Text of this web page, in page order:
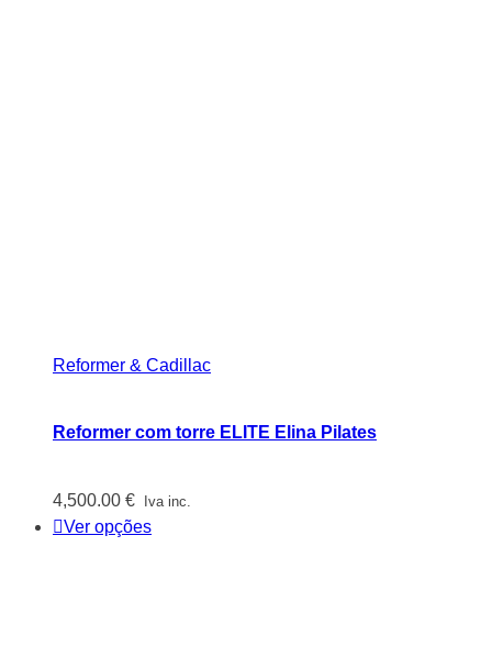
Reformer & Cadillac
Reformer com torre ELITE Elina Pilates
4,500.00 € Iva inc.
Ver opções